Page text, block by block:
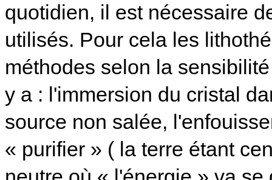
quotidien, il est nécessaire
utilisés. Pour cela les
méthodes selon la
y a : l'immersion du cristal
source non salée,
« purifier » ( la terre étant